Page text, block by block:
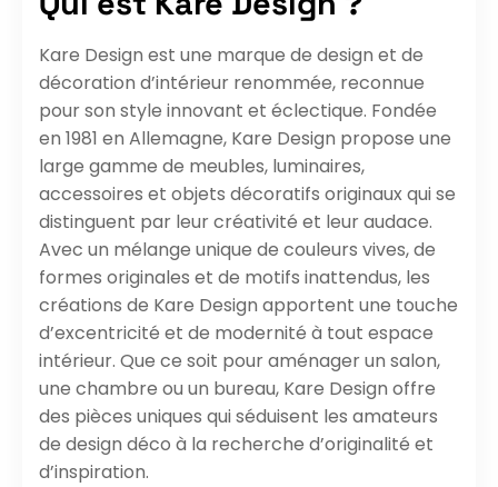
Kare Design est une marque de design et de
décoration d’intérieur renommée, reconnue
pour son style innovant et éclectique. Fondée
en 1981 en Allemagne, Kare Design propose une
large gamme de meubles, luminaires,
accessoires et objets décoratifs originaux qui se
distinguent par leur créativité et leur audace.
Avec un mélange unique de couleurs vives, de
formes originales et de motifs inattendus, les
créations de Kare Design apportent une touche
d’excentricité et de modernité à tout espace
intérieur. Que ce soit pour aménager un salon,
une chambre ou un bureau, Kare Design offre
des pièces uniques qui séduisent les amateurs
de design déco à la recherche d’originalité et
d’inspiration.